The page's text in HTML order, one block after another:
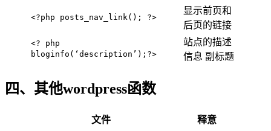
<?php posts_nav_link(); ?>
显示前页和
后页的链接
<? php
bloginfo(‘description’);?>
站点的描述
信息 副标题
四、其他wordpress函数
文件 释意